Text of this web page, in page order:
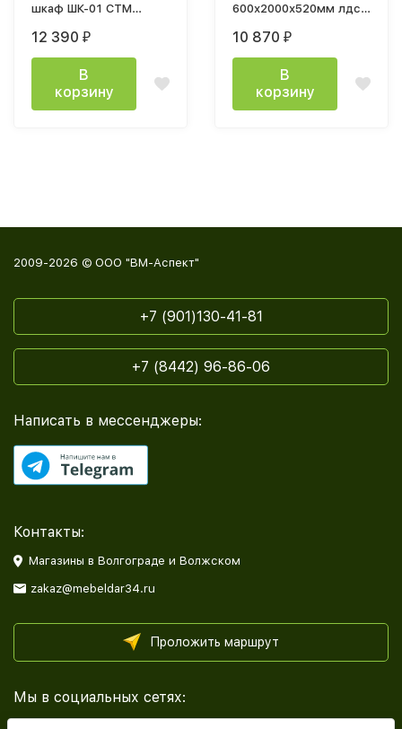
шкаф ШК-01 СТМ
золото
12 390 ₽
В
корзину
600х2000х520мм лдсп
светлое / акрил белый
10 870 ₽
В
корзину
2009-2026 © ООО "ВМ-Аспект"
+7 (901)130-41-81
+7 (8442) 96-86-06
Написать в мессенджеры:
Контакты:
Магазины в Волгограде и Волжском
zakaz@mebeldar34.ru
Проложить маршрут
Мы в социальных сетях: